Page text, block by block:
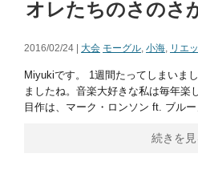
オレたちのさのさ
2016/02/24 | 大会 モーグル, 小海, リエ
Miyukiです。 1週間たってしまいま
ましたね。音楽大好きな私は毎年楽
目作は、マーク・ロンソン ft. ブル
続きを見